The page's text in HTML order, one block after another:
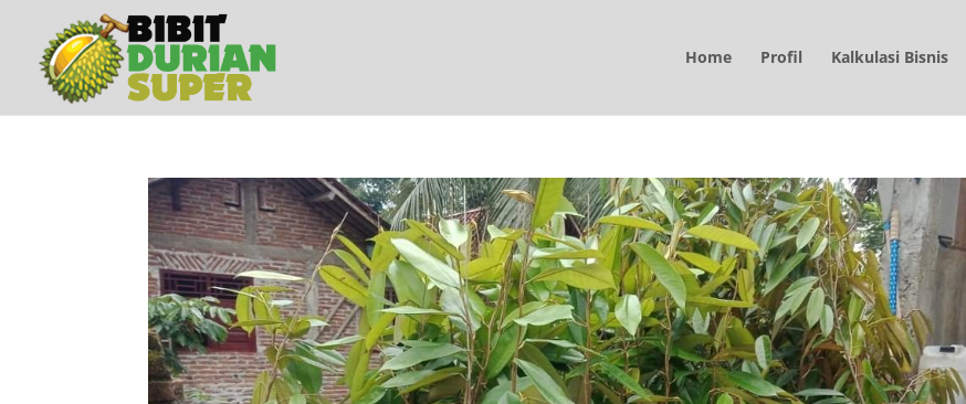
Home Profil Kalkulasi Bisnis